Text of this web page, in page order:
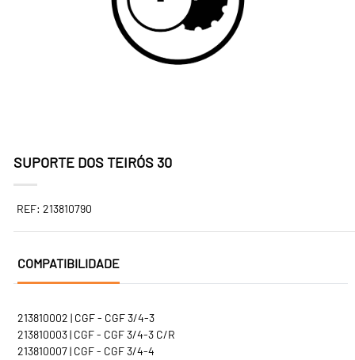
SUPORTE DOS TEIRÓS 30
REF: 213810790
COMPATIBILIDADE
213810002 | CGF - CGF 3/4-3
213810003 | CGF - CGF 3/4-3 C/R
213810007 | CGF - CGF 3/4-4